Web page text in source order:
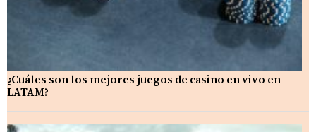
¿Cuáles son los mejores juegos de casino en vivo en
LATAM?